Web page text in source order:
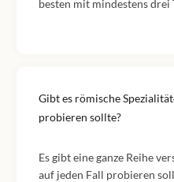
besten mit mindestens drei
Gibt es römische
probieren sollte?
Es gibt eine ganze Reihe
auf jeden Fall probieren